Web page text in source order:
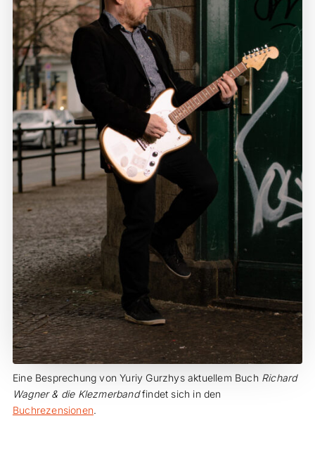
Eine Besprechung von Yuriy Gurzhys aktuellem Buch Richard
Wagner & die Klezmerbandfindet sich in den
Buchrezensionen.